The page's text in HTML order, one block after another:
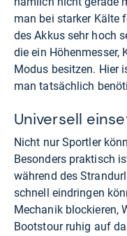
man bei starker Kälte
des Akkus sehr hoch
die ein Höhenmesser,
Modus besitzen. Hier
man tatsächlich
Universell
Nicht nur Sportler
Besonders praktisch
während des
schnell eindringen
Mechanik blockieren,
Bootstour ruhig auf